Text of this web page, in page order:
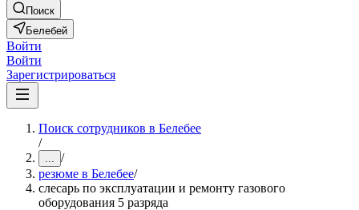
Поиск
Белебей
Войти
Войти
Зарегистрироваться
Поиск сотрудников в Белебее
/
... /
резюме в Белебее/
слесарь по эксплуатации и ремонту газового
оборудования 5 разряда